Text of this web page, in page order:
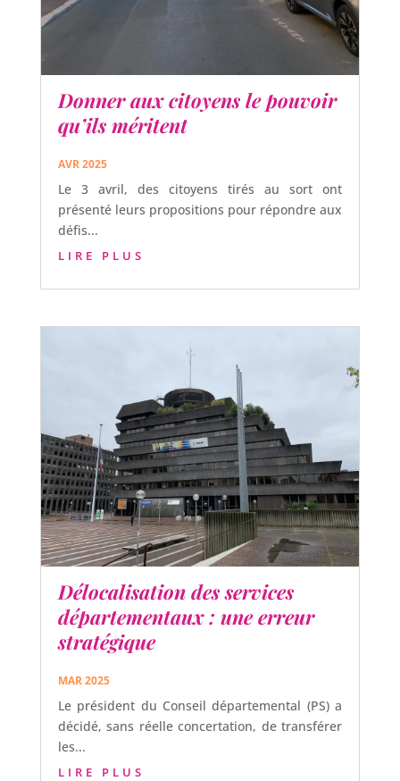
Donner aux citoyens le pouvoir
qu’ils méritent
AVR 2025
Le 3 avril, des citoyens tirés au sort ont
présenté leurs propositions pour répondre aux
défis...
LIRE PLUS
Délocalisation des services
départementaux : une erreur
stratégique
MAR 2025
Le président du Conseil départemental (PS) a
décidé, sans réelle concertation, de transférer
les...
LIRE PLUS